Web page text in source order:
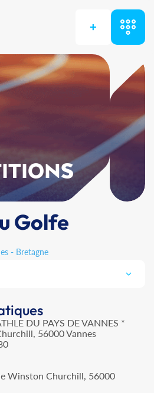
+
Golfe
- Bretagne
DU PAYS DE VANNES *
56000 Vannes
Winston Churchill, 56000